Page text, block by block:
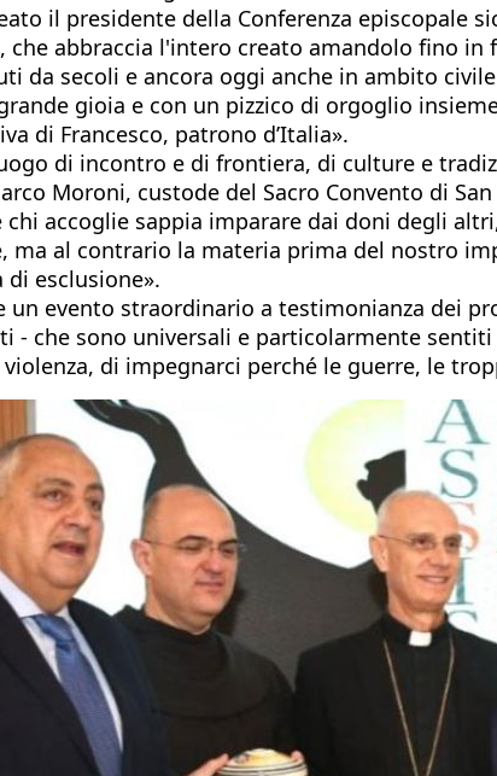
il presidente della Conferenza episcopale
abbraccia l'intero creato amandolo fino
da secoli e ancora oggi anche in ambito
gioia e con un pizzico di orgoglio
di Francesco, patrono d’Italia».
di incontro e di frontiera, di culture e
Moroni, custode del Sacro Convento di
accoglie sappia imparare dai doni degli
ma al contrario la materia prima del nostro
di esclusione».
evento straordinario a testimonianza dei
- che sono universali e particolarmente
di impegnarci perché le guerre, le